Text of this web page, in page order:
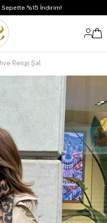
%15 İndirim!
Rengi Şal